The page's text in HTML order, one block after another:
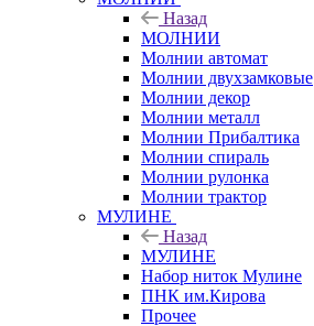
Назад
МОЛНИИ
Молнии автомат
Молнии двухзамковые
Молнии декор
Молнии металл
Молнии Прибалтика
Молнии спираль
Молнии рулонка
Молнии трактор
МУЛИНЕ
Назад
МУЛИНЕ
Набор ниток Мулине
ПНК им.Кирова
Прочее